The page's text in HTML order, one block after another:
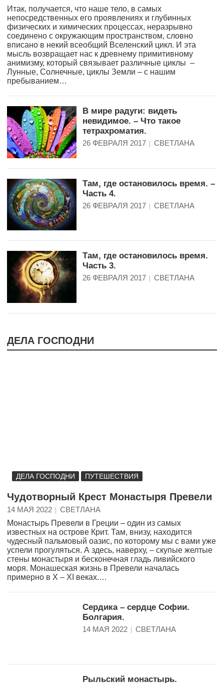
Итак, получается, что наше тело, в самых
непосредственных его проявлениях и глубинных
физических и химических процессах, неразрывно
соединено с окружающим пространством, словно
вписано в некий всеобщий Вселенский цикл. И эта
мысль возвращает нас к древнему примитивному
анимизму, который связывает различные циклы –
Лунные, Солнечные, циклы Земли – с нашим
пребыванием…
В мире радуги: видеть
невидимое. – Что такое
тетрахроматия.
26 ФЕВРАЛЯ 2017 СВЕТЛАНА
Там, где остановилось время. –
Часть 4.
26 ФЕВРАЛЯ 2017 СВЕТЛАНА
Там, где остановилось время.
Часть 3.
26 ФЕВРАЛЯ 2017 СВЕТЛАНА
ДЕЛА ГОСПОДНИ
ДЕЛА ГОСПОДНИ ПУТЕШЕСТВИЯ
Чудотворный Крест Монастыря Превели
14 МАЯ 2022
СВЕТЛАНА
Монастырь Превели в Греции – один из самых
известных на острове Крит. Там, внизу, находится
чудесный пальмовый оазис, по которому мы с вами уже
успели прогуляться. А здесь, наверху, – скупые желтые
стены монастыря и бесконечная гладь ливийского
моря. Монашеская жизнь в Превели началась
примерно в X – XI веках.…
Сердика – сердце Софии.
Болгария.
14 МАЯ 2022 СВЕТЛАНА
Рыльский монастырь.